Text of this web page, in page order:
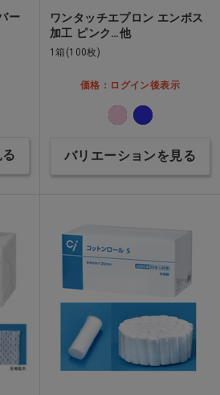
ー
ワンタッチエプロン エンボス
加工 ピンク…他
1箱(100枚)
価格：ログイン後表示
バリエーションを見る